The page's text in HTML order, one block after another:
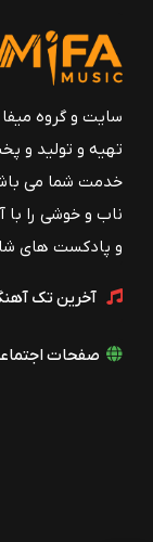
دل
امید
همین دل
دکتر
جواب
امید
ایران
اردشیر
موزیک
ایران
تهیه و تولید و
خدمت شما می
ناب و خوشی را
و پادکست های
آخرین تک
صفحات